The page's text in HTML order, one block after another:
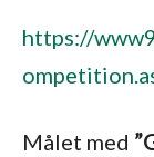
https://
Målet med